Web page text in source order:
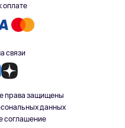
оплате
связи
права защищены
данных
соглашение